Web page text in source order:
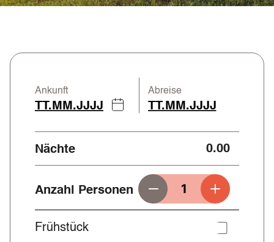
Ankunft Abreise
Nächte 0.00
Anzahl Personen
Frühstück